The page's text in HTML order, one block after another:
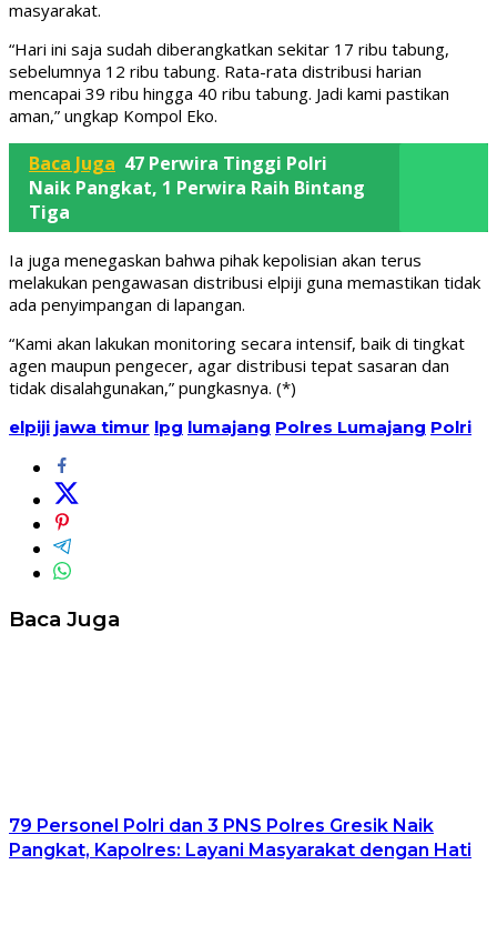
masyarakat.
“Hari ini saja sudah diberangkatkan sekitar 17 ribu tabung,
sebelumnya 12 ribu tabung. Rata-rata distribusi harian
mencapai 39 ribu hingga 40 ribu tabung. Jadi kami pastikan
aman,” ungkap Kompol Eko.
Baca Juga 47 Perwira Tinggi Polri
Naik Pangkat, 1 Perwira Raih Bintang
Tiga
Ia juga menegaskan bahwa pihak kepolisian akan terus
melakukan pengawasan distribusi elpiji guna memastikan tidak
ada penyimpangan di lapangan.
“Kami akan lakukan monitoring secara intensif, baik di tingkat
agen maupun pengecer, agar distribusi tepat sasaran dan
tidak disalahgunakan,” pungkasnya. (*)
elpiji jawa timur lpg lumajang Polres Lumajang Polri
Baca Juga
79 Personel Polri dan 3 PNS Polres Gresik Naik
Pangkat, Kapolres: Layani Masyarakat dengan Hati